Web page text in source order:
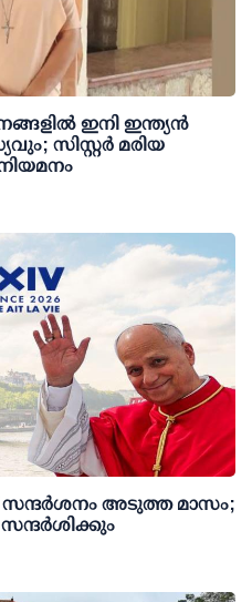
ഇനി ഇന്ത്യൻ
സിസ്റ്റർ മരിയ
സന്ദർശനം അടുത്ത മാസം;
സന്ദർശിക്കും